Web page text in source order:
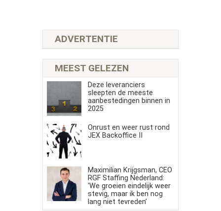
ADVERTENTIE
MEEST GELEZEN
Deze leveranciers
sleepten de meeste
aanbestedingen binnen in
2025
Onrust en weer rust rond
JEX Backoffice II
Maximilian Krijgsman, CEO
RGF Staffing Nederland:
‘We groeien eindelijk weer
stevig, maar ik ben nog
lang niet tevreden’